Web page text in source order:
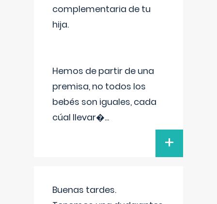
complementaria de tu
hija.
Hemos de partir de una
premisa, no todos los
bebés son iguales, cada
cúal llevar�...
+
Buenas tardes.